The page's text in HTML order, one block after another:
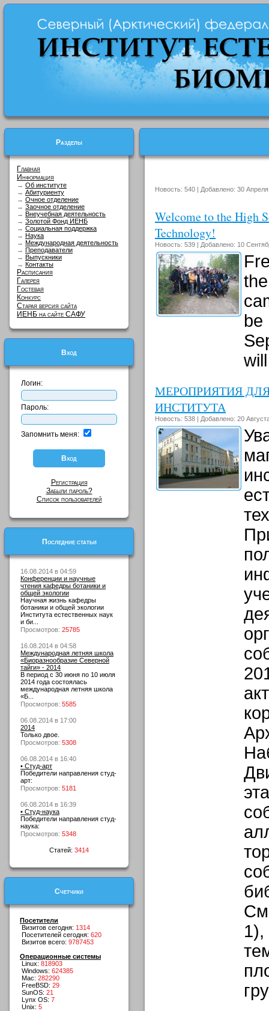
Разделы
Главная
Информация
→ Об институте
→ Абитуриенту
→ Очное отделение
→ Заочное отделение
→ Внеучебная деятельность
→ Золотой Фонд ИЕНБ
→ Социальная поддержка
→ Наука
→ Международная деятельность
→ Преподаватели
→ Выпускники
→ Контакты
Расписания
Галерея
Гостевая
Конкурс
Старая версия сайта
ИЕНБ на сайте САФУ
Вход
Логин:
Пароль:
Запомнить меня:
Регистрация
Забыли пароль?
Список пользователей
Последние статьи
16.08.2014 в 04:59
Конференции и научные
чтения кафедры ботаники и
общей экологии
Научная жизнь кафедры
ботаники и общей экологии
Института естественных наук
и би...
Просмотров: 25785
16.08.2014 в 04:58
Международная летняя школа
«Биоразнообразие Северной
тайги» - 2014
В период с 30 июня по 10 июля
2014 года состоялась
международная летняя школа
«Б...
Просмотров: 5585
06.08.2014 в 17:00
2014
Только двое.
Просмотров: 5308
06.08.2014 в 16:40
• Студ-арт
Победители направления студ-
арт:
Просмотров: 5181
06.08.2014 в 16:39
• Студ-наука
Победители направления студ-
наука:
Просмотров: 5348
Статей: 3414
Счетчики
Посетители
Визитов сегодня: 1314
Посетителей сегодня: 620
Визитов всего: 9787453
Операционные системы
Linux: 818903
Windows: 624385
Mac: 282290
FreeBSD: 29
SunOS: 21
Lynx OS: 7
Unix: 5
Новость: 540 | Добавлено: 30
Welcome to the High
Technology!
Новость: 539 | Добавлено: 10
be
МЕРОПРИЯТИЯ
ИНСТИТУТА
Новость: 538 | Добавлено: 20
1),